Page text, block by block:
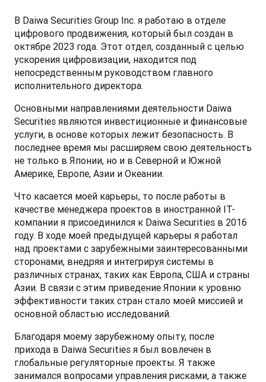
В Daiwa Securities Group Inc. я работаю в отделе
цифрового продвижения, который был создан в
октябре 2023 года. Этот отдел, созданный с целью
ускорения цифровизации, находится под
непосредственным руководством главного
исполнительного директора.
Основными направлениями деятельности Daiwa
Securities являются инвестиционные и финансовые
услуги, в основе которых лежит безопасность. В
последнее время мы расширяем свою деятельность
не только в Японии, но и в Северной и Южной
Америке, Европе, Азии и Океании.
Что касается моей карьеры, то после работы в
качестве менеджера проектов в иностранной IT-
компании я присоединился к Daiwa Securities в 2016
году. В ходе моей предыдущей карьеры я работал
над проектами с зарубежными заинтересованными
сторонами, внедряя и интегрируя системы в
различных странах, таких как Европа, США и страны
Азии. В связи с этим приведение Японии к уровню
эффективности таких стран стало моей миссией и
основной областью исследований.
Благодаря моему зарубежному опыту, после
прихода в Daiwa Securities я был вовлечен в
глобальные регуляторные проекты. Я также
занимался вопросами управления рисками, а также